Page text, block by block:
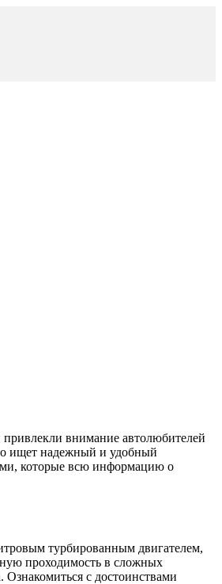
внимание автолюбителей
ищет надежный и удобный
которые всю информацию о
турбированным двигателем,
проходимость в сложных
с достоинствами